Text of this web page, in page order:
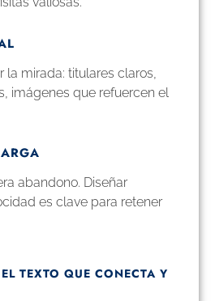
la mirada: titulares claros,
imágenes que refuercen el
abandono. Diseñar
es clave para retener
TEXTO QUE CONECTA Y